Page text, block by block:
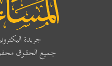
جريدة
جميع الحقوق